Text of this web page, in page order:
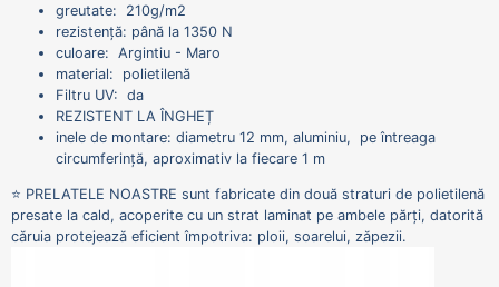
greutate: 210g/m2
rezistență: până la 1350 N
culoare: Argintiu - Maro
material: polietilenă
Filtru UV: da
REZISTENT LA ÎNGHEȚ
inele de montare: diametru 12 mm, aluminiu, pe întreaga
circumferință, aproximativ la fiecare 1 m
⭐ PRELATELE NOASTRE sunt fabricate din două straturi de polietilenă
presate la cald, acoperite cu un strat laminat pe ambele părți, datorită
căruia protejează eficient împotriva: ploii, soarelui, zăpezii.